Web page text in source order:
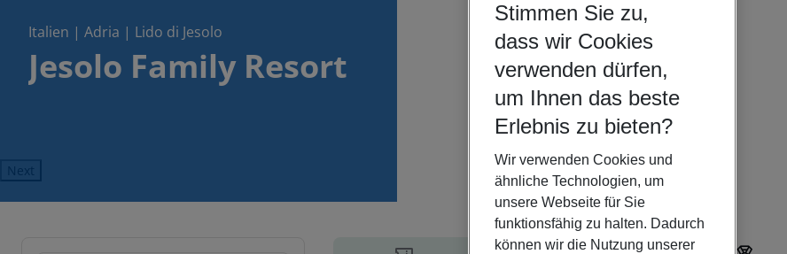
Italien | Adria | Lido di Jesolo
Jesolo Family Resort
Next
Stimmen Sie zu,
dass wir Cookies
verwenden dürfen,
um Ihnen das beste
Erlebnis zu bieten?
Wir verwenden Cookies und
ähnliche Technologien, um
unsere Webseite für Sie
funktionsfähig zu halten. Dadurch
können wir die Nutzung unserer